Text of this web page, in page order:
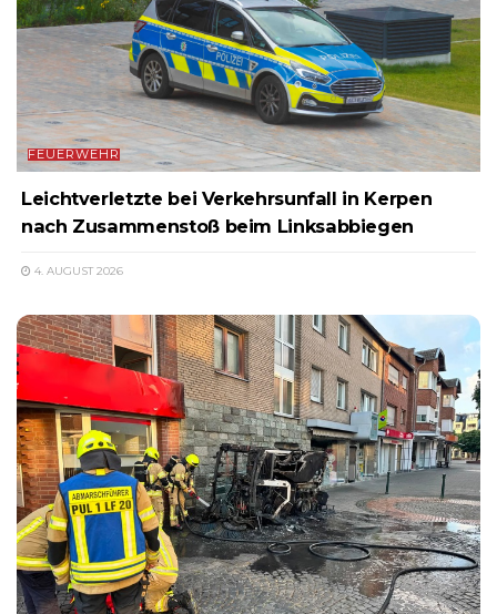
FEUERWEHR
Leichtverletzte bei Verkehrsunfall in Kerpen
nach Zusammenstoß beim Linksabbiegen
4. AUGUST 2026